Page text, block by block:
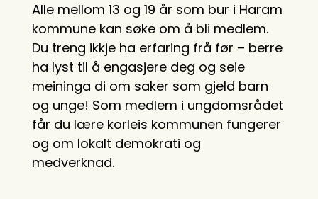
Alle mellom 13 og 19 år som bur i Haram
kommune kan søke om å bli medlem.
Du treng ikkje ha erfaring frå før – berre
ha lyst til å engasjere deg og seie
meininga di om saker som gjeld barn
og unge! Som medlem i ungdomsrådet
får du lære korleis kommunen fungerer
og om lokalt demokrati og
medverknad.